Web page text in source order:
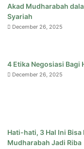
Akad Mudharabah
Syariah
December 26, 2025
4 Etika Negosiasi Bagi
December 26, 2025
Hati-hati, 3 Hal Ini Bisa
Mudharabah Jadi Riba